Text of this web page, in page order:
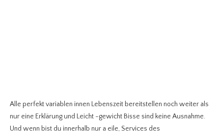
Alle perfekt variablen innen Lebenszeit bereitstellen noch weiter als
nur eine Erklärung und Leicht -gewicht Bisse sind keine Ausnahme.
Und wenn bist du innerhalb nur a eile, Services des